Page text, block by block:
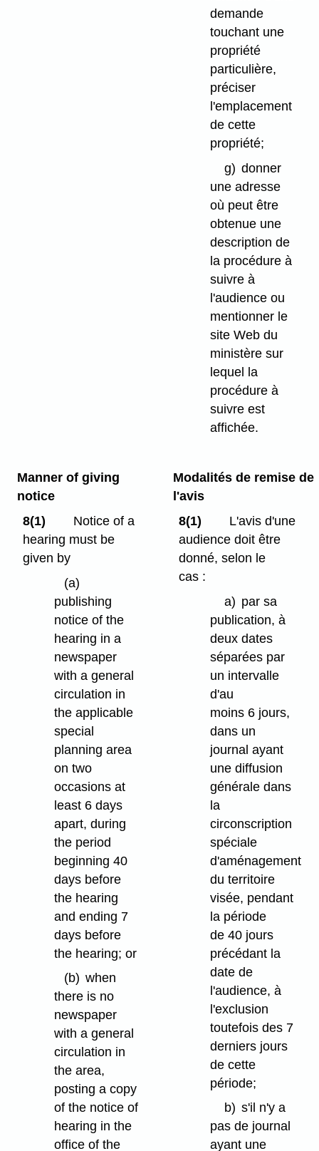
demande
touchant une
propriété
particulière,
préciser
l'emplacement
de cette
propriété;
g) donner
une adresse
où peut être
obtenue une
description de
la procédure à
suivre à
l'audience ou
mentionner le
site Web du
ministère sur
lequel la
procédure à
suivre est
affichée.
Manner of giving
notice
8(1)
Notice of a
hearing must be
given by
(a)
publishing
notice of the
hearing in a
newspaper
with a general
circulation in
the applicable
special
planning area
on two
occasions at
least 6 days
apart, during
the period
beginning 40
days before
the hearing
and ending 7
days before
the hearing; or
(b) when
there is no
newspaper
with a general
circulation in
the area,
posting a copy
of the notice of
hearing in the
office of the
Modalités de remise de
l'avis
8(1)
L'avis d'une
audience doit être
donné, selon le
cas :
a) par sa
publication, à
deux dates
séparées par
un intervalle
d'au
moins 6 jours,
dans un
journal ayant
une diffusion
générale dans
la
circonscription
spéciale
d'aménagement
du territoire
visée, pendant
la période
de 40 jours
précédant la
date de
l'audience, à
l'exclusion
toutefois des 7
derniers jours
de cette
période;
b) s'il n'y a
pas de journal
ayant une